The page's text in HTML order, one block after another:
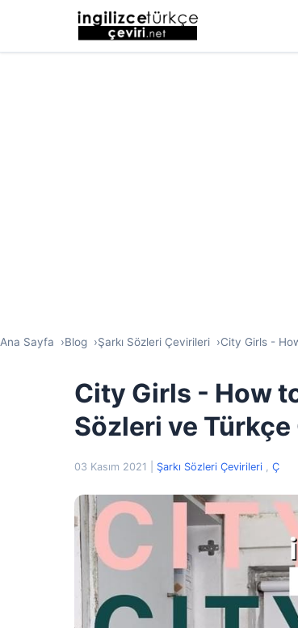
Ana Sayfa Blog Şarkı Sözleri Çevirileri City Girls -
City Girls - How
Sözleri ve
03 Kasım 2021 Şarkı Sözleri Çevirileri , Ç